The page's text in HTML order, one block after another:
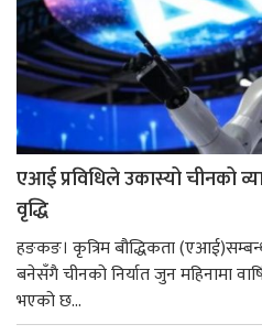
एआई प्रविधिले उकास्यो चीनको
वृद्धि
हङकङ। कृत्रिम बौद्धिकता
बनेसँगै चीनको निर्यात जुन महिनामा
भएको छ...